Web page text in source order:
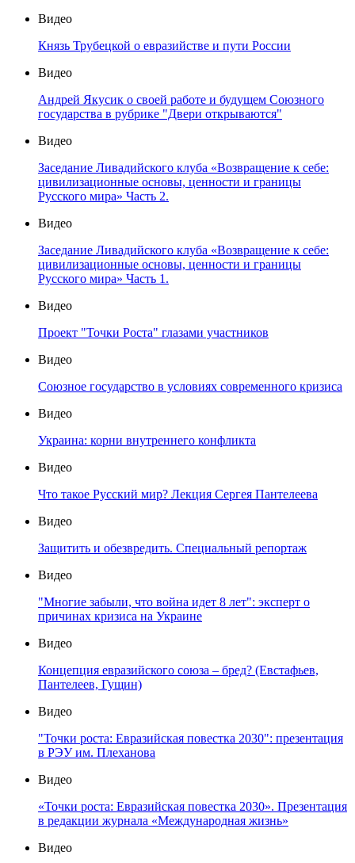
Видео
Князь Трубецкой о евразийстве и пути России
Видео
Андрей Якусик о своей работе и будущем Союзного
государства в рубрике "Двери открываются"
Видео
Заседание Ливадийского клуба «Возвращение к себе:
цивилизационные основы, ценности и границы
Русского мира» Часть 2.
Видео
Заседание Ливадийского клуба «Возвращение к себе:
цивилизационные основы, ценности и границы
Русского мира» Часть 1.
Видео
Проект "Точки Роста" глазами участников
Видео
Союзное государство в условиях современного кризиса
Видео
Украина: корни внутреннего конфликта
Видео
Что такое Русский мир? Лекция Сергея Пантелеева
Видео
Защитить и обезвредить. Специальный репортаж
Видео
"Многие забыли, что война идет 8 лет": эксперт о
причинах кризиса на Украине
Видео
Концепция евразийского союза – бред? (Евстафьев,
Пантелеев, Гущин)
Видео
"Точки роста: Евразийская повестка 2030": презентация
в РЭУ им. Плеханова
Видео
«Точки роста: Евразийская повестка 2030». Презентация
в редакции журнала «Международная жизнь»
Видео